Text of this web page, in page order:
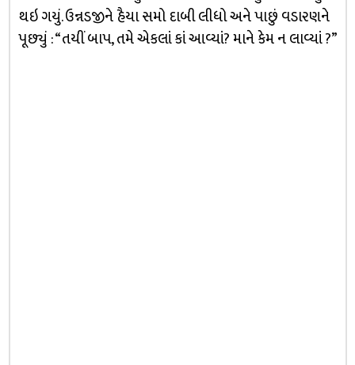
થઇ ગયું. ઉન્નડજીને હૈયા સમો દાબી લીધો અને પાછું વડારણને
પૂછ્યું : “તયીં બાપ, તમે એકલાં કાં આવ્યાં? માને કેમ ન લાવ્યાં ?”